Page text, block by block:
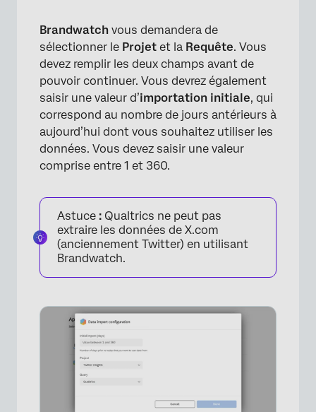
Brandwatch vous demandera de
sélectionner le Projet et la Requête. Vous
devez remplir les deux champs avant de
pouvoir continuer. Vous devrez également
saisir une valeur d’importation initiale, qui
correspond au nombre de jours antérieurs à
aujourd’hui dont vous souhaitez utiliser les
données. Vous devez saisir une valeur
comprise entre 1 et 360.
Astuce : Qualtrics ne peut pas
extraire les données de X.com
(anciennement Twitter) en utilisant
Brandwatch.